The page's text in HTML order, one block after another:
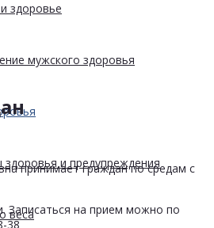
здоровье
мужского здоровья
и предупреждения
веса
принимает граждан по средам с
Записаться на прием можно по
38